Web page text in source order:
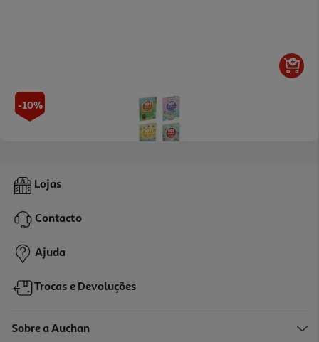
-10%
Livro 101 Stickers Europrice Modelos Sortidos
2,02 € PVP de editor
1,82 €
Lojas
Contacto
Ajuda
Trocas e Devoluções
Sobre a Auchan